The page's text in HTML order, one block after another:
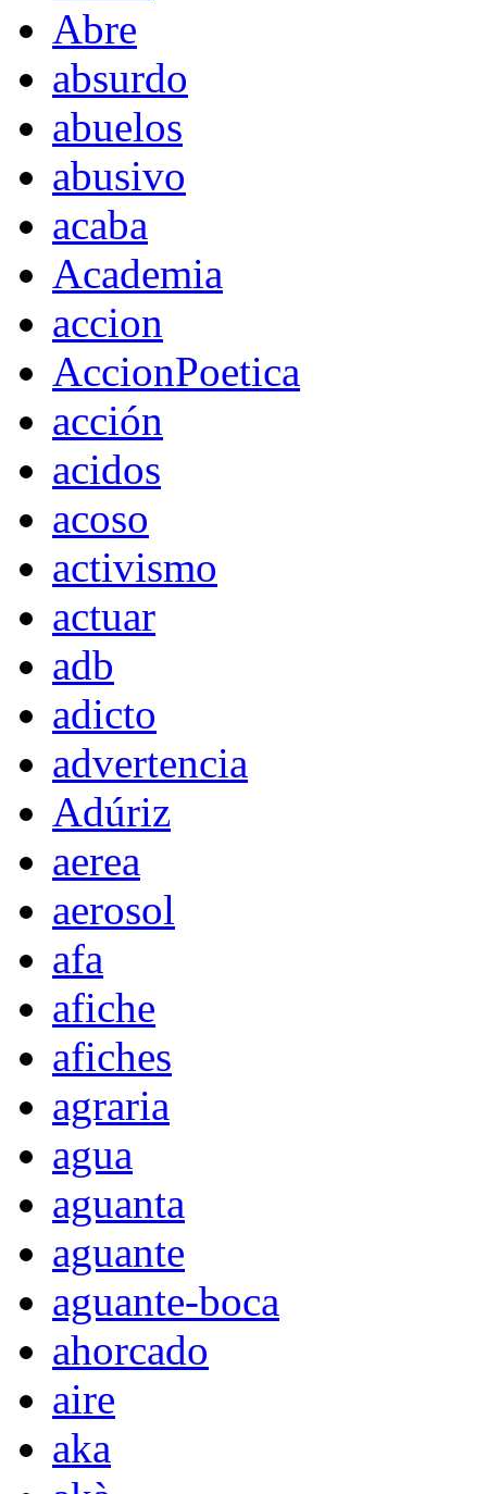
Abre
absurdo
abuelos
abusivo
acaba
Academia
accion
AccionPoetica
acción
acidos
acoso
activismo
actuar
adb
adicto
advertencia
Adúriz
aerea
aerosol
afa
afiche
afiches
agraria
agua
aguanta
aguante
aguante-boca
ahorcado
aire
aka